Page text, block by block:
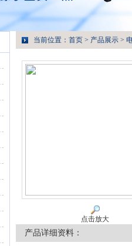
当前位置： 首页 > 产品展示 >
点击放大
产品详细资料：